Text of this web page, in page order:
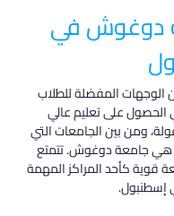
دوغوش في
الوجهات المفضلة للطلاب
الحصول على تعليم عالي
ومن بين الجامعات التي
هي جامعة دوغوش. تتمتع
قوية كأحد المراكز المهمة
إسطنبول.